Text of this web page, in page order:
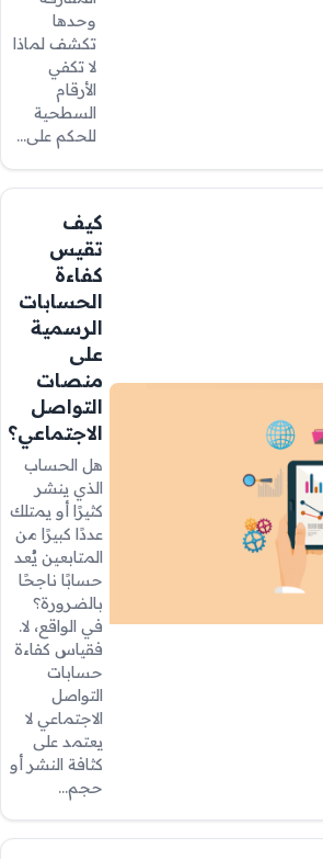
وحدها
تكشف لماذا
لا تكفي
الأرقام
السطحية
للحكم على…
كيف
تقيس
كفاءة
الحسابات
الرسمية
على
منصات
التواصل
الاجتماعي؟
هل الحساب
الذي ينشر
كثيرًا أو يمتلك
عددًا كبيرًا من
المتابعين يُعد
حسابًا ناجحًا
بالضرورة؟
في الواقع، لا.
فقياس كفاءة
حسابات
التواصل
الاجتماعي لا
يعتمد على
كثافة النشر أو
حجم…